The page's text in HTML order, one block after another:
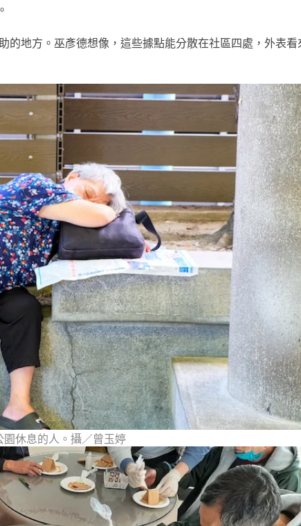
地方。巫彥德想像，這些據點能分散在社區四處，外表
園休息的人。攝／曾玉婷